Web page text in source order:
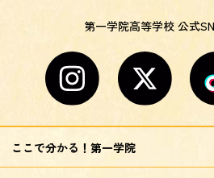
第一学院高等学校 公式
ここで分かる！第一学院